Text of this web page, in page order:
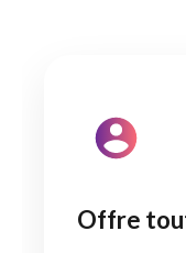
Offre